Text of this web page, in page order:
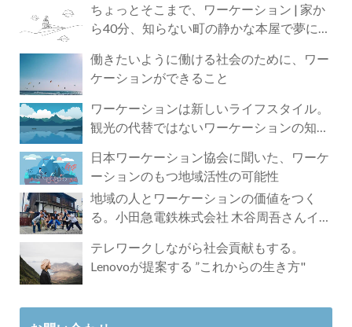
ちょっとそこまで、ワーケーション | 家か
ら40分、知らない町の静かな本屋で夢に近
働きたいように働ける社会のために、ワー
ケーションができること
ワーケーションは新しいライフスタイル。
観光の代替ではないワーケーションの知ら
日本ワーケーション協会に聞いた、ワーケ
ーションのもつ地域活性の可能性
地域の人とワーケーションの価値をつく
る。小田急電鉄株式会社 木谷周吾さんイン
テレワークしながら社会貢献もする。
Lenovoが提案する ”これからの生き方"